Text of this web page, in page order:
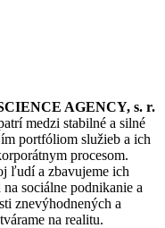
AGENCY, s. r.
medzi stabilné a silné
portfóliom služieb a ich
procesom.
ľudí a zbavujeme ich
sociálne podnikanie a
znevýhodnených a
na realitu.